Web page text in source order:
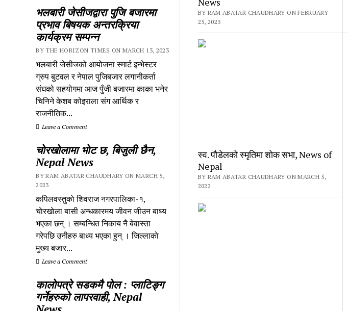
भलबारी जेसीजद्वारा पुजि बजारमा
प्रभाव बिषयक अन्तरक्रिया
कार्यक्रम सम्पन्न
BY THE HORIZON TIMES ON MARCH 13, 2023
भलबारी जेसीजको आयोजना स्मार्ट इन्भेस्टर
ग्रुप बुटवल र नेपाल पुजिबजार लगानीकर्ता
संघको सहयोगमा आज पुँजी बजारमा काका भनेर
चिनिने केशब कोइराला संग आर्थिक र
राजनीतिक...
Leave a Comment
चाेरखाेलामा भाेट छ, बिजुली छैन,
Nepal News
BY RAM ABATAR CHAUDHARY ON MARCH 5,
2023
कपिलवस्तुकाे शिवराज नगरपालिका-१,
चाेरखाेला बासी अन्धकारमय जीवन जीउन बाध्य
भएका छन् । सम्बन्धित निकाय नै बेवास्ता
गरेपछि उनीहरु बाध्य भएका हुन् । जिल्लाकाे
मुख्य बजार...
Leave a Comment
कालाेपत्रे सडकमै पाेल : प्लाटिङ्ग
गर्नेहरुको लापरवाही, Nepal
BY RAM ABATAR CHAUDHARY ON FEBRUARY
25, 2023
स्व. पाैडेलको स्मृतिमा शाेक सभा, News of
Nepal
BY RAM ABATAR CHAUDHARY ON MARCH 5,
2022